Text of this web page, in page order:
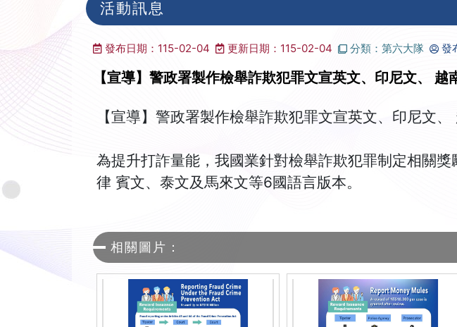
活動訊息
發布日期：115-02-04 更新日期：115-02-04 分類：第六大隊 發
【宣導】警政署製作檢舉詐欺犯罪文宣英文、印尼文、
【宣導】警政署製作檢舉詐欺犯罪文宣英文、印尼文
為提升打詐量能，我國業針對檢舉詐欺犯罪制定相關
律 賓文、泰文及馬來文等6國語言版本。
相關圖片：